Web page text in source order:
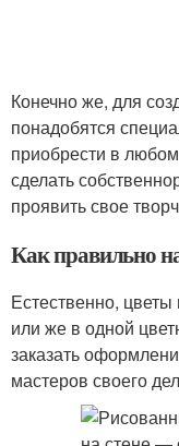
Конечно же, для
понадобятся
приобрести в
сделать
проявить свое
Как правильно
Естественно,
или же в одной
заказать
мастеров своего